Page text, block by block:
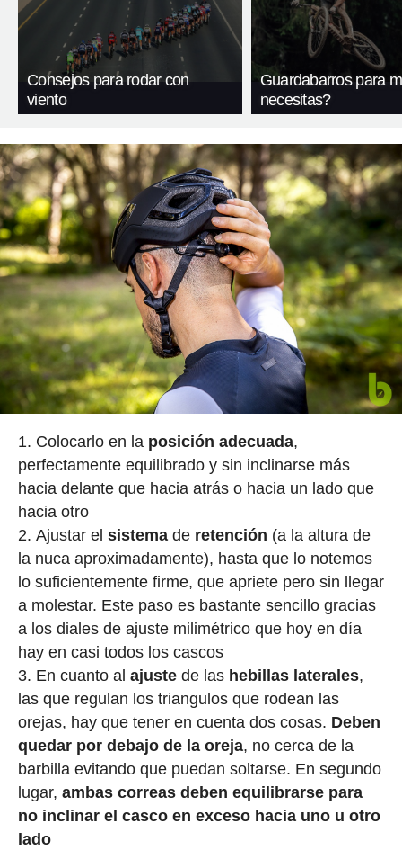
Consejos para rodar con
viento
Guardabarros para
necesitas?
Colocarlo en la posición adecuada,
perfectamente equilibrado y sin inclinarse más
hacia delante que hacia atrás o hacia un lado que
hacia otro
Ajustar el sistemade retención (a la altura de
la nuca aproximadamente), hasta que lo notemos
lo suficientemente firme, que apriete pero sin llegar
a molestar. Este paso es bastante sencillo gracias
a los diales de ajuste milimétrico que hoy en día
hay en casi todos los cascos
En cuanto al ajustede las hebillas laterales,
las que regulan los triangulos que rodean las
orejas, hay que tener en cuenta dos cosas. Deben
quedar por debajo de la oreja, no cerca de la
barbilla evitando que puedan soltarse. En segundo
lugar, ambas correas deben equilibrarse para
no inclinar el casco en exceso hacia uno u otro
lado